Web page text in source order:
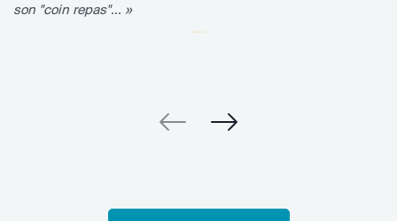
son "coin repas"... »